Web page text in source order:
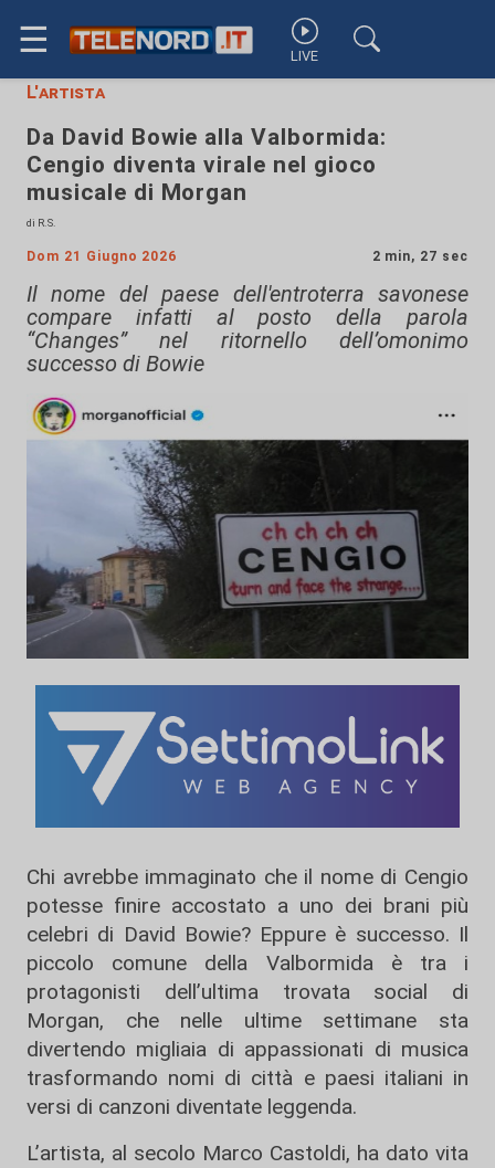
☰ LIVE
L'artista
Da David Bowie alla Valbormida:
Cengio diventa virale nel gioco
musicale di Morgan
di R.S.
Dom 21 Giugno 2026 2 min, 27 sec
Il nome del paese dell'entroterra savonese
compare infatti al posto della parola
“Changes” nel ritornello dell’omonimo
successo di Bowie
Chi avrebbe immaginato che il nome di Cengio
potesse finire accostato a uno dei brani più
celebri di David Bowie? Eppure è successo. Il
piccolo comune della Valbormida è tra i
protagonisti dell’ultima trovata social di
Morgan, che nelle ultime settimane sta
divertendo migliaia di appassionati di musica
trasformando nomi di città e paesi italiani in
versi di canzoni diventate leggenda.
L’artista, al secolo Marco Castoldi, ha dato vita